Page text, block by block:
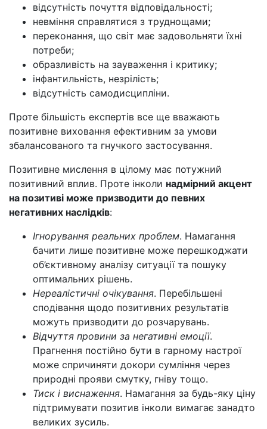
відсутність почуття відповідальності;
невміння справлятися з труднощами;
переконання, що світ має задовольняти їхні
потреби;
образливість на зауваження і критику;
інфантильність, незрілість;
відсутність самодисципліни.
Проте більшість експертів все ще вважають
позитивне виховання ефективним за умови
збалансованого та гнучкого застосування.
Позитивне мислення в цілому має потужний
позитивний вплив. Проте інколи надмірний акцент
на позитиві може призводити до певних
негативних наслідків:
Ігнорування реальних проблем. Намагання
бачити лише позитивне може перешкоджати
об’єктивному аналізу ситуації та пошуку
оптимальних рішень.
Нереалістичні очікування. Перебільшені
сподівання щодо позитивних результатів
можуть призводити до розчарувань.
Відчуття провини за негативні емоції.
Прагнення постійно бути в гарному настрої
може спричиняти докори сумління через
природні прояви смутку, гніву тощо.
Тиск і виснаження. Намагання за будь-яку ціну
підтримувати позитив інколи вимагає занадто
великих зусиль.